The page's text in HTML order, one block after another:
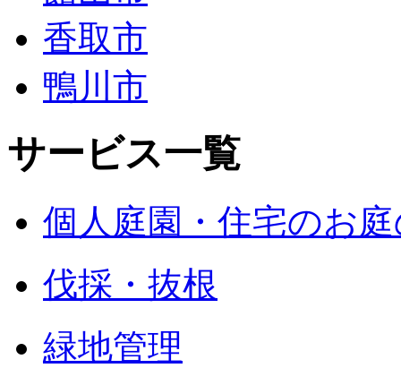
香取市
鴨川市
サービス一覧
個人庭園・住宅のお
伐採・抜根
緑地管理